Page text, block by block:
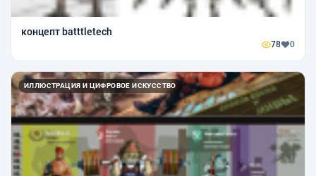
концепт batttletech
78 0
ИЛЛЮСТРАЦИЯ И ЦИФРОВОЕ ИСКУССТВО